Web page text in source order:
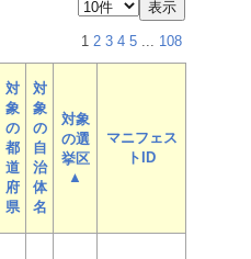
1 2 3 4 5 ... 108
対
象
の
都
道
府
県
対
象
の
自
治
体
名
対象
の選
挙区
▲
マニフェス
トID